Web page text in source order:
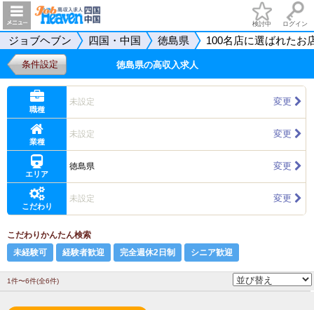
検討中 ログイン
ジョブヘブン 四国・中国 徳島県 100名店に選ばれたお
条件設定 徳島県の高収入求人
職種
未設定 変更
業種
未設定 変更
エリア
徳島県 変更
こだわり
未設定 変更
こだわりかんたん検索
未経験可
経験者歓迎 完全週休2日制 シニア歓迎
1件〜6件(全6件)